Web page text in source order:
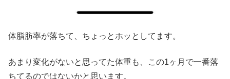
体脂肪率が落ちて、ちょっとホッとしてます。
あまり変化がないと思ってた体重も、この1ヶ月で一番落
ちてるのではないかと思います。